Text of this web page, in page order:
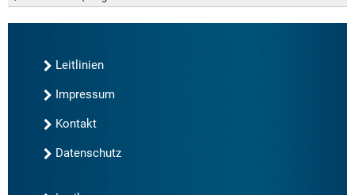
Leitlinien
Impressum
Kontakt
Datenschutz